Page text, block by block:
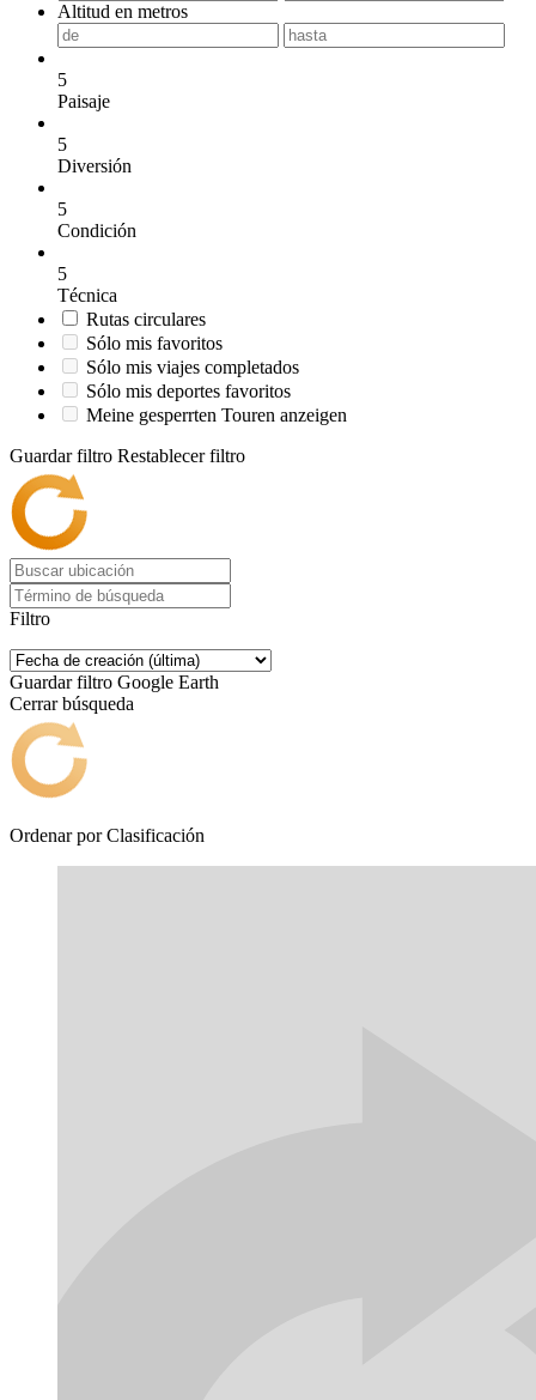
Altitud en metros
5
Paisaje
5
Diversión
5
Condición
5
Técnica
Rutas circulares
Sólo mis favoritos
Sólo mis viajes completados
Sólo mis deportes favoritos
Meine gesperrten Touren anzeigen
Guardar filtro Restablecer filtro
Filtro
Guardar filtro Google Earth
Cerrar búsqueda
Ordenar por Clasificación